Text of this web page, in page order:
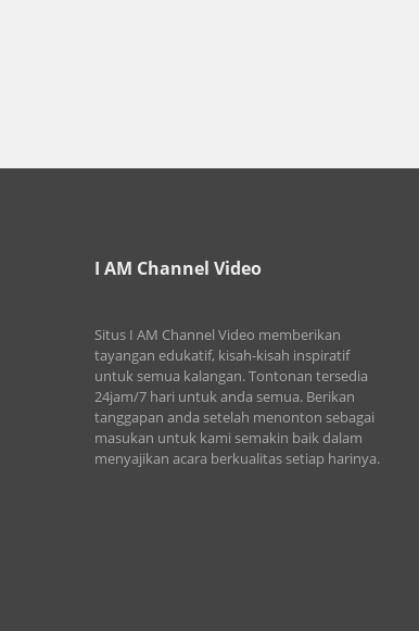
I AM Channel Video
Situs I AM Channel Video memberikan
tayangan edukatif, kisah-kisah inspiratif
untuk semua kalangan. Tontonan tersedia
24jam/7 hari untuk anda semua. Berikan
tanggapan anda setelah menonton sebagai
masukan untuk kami semakin baik dalam
menyajikan acara berkualitas setiap harinya.